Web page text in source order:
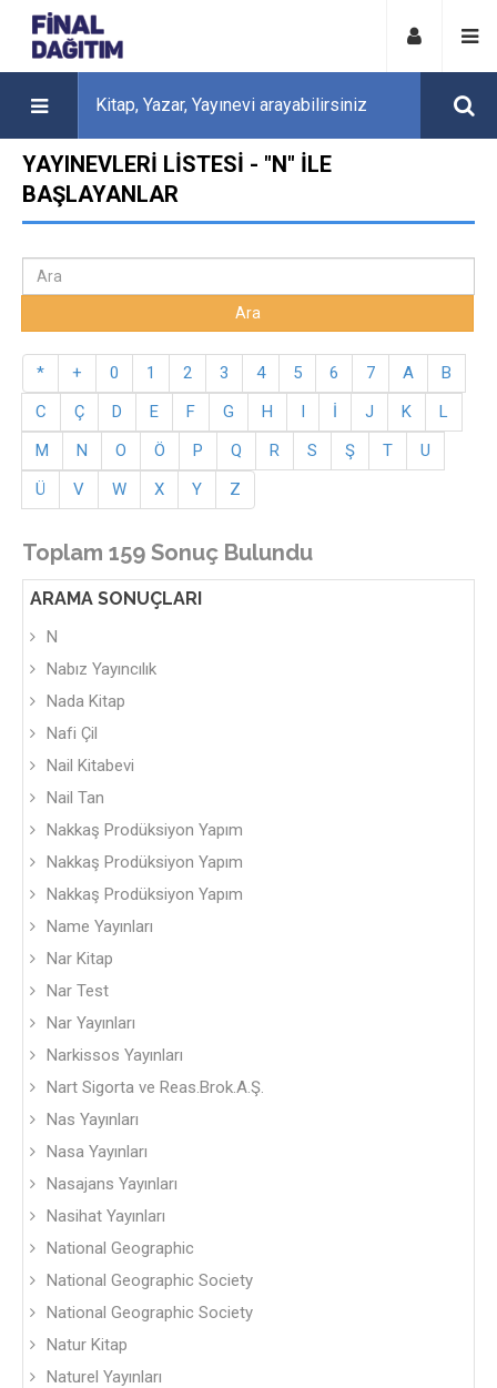
YAYINEVLERI LISTESI - "N" ILE
BAŞLAYANLAR
* + 0 1 2 3 4 5 6 7 A
B
C
Ç D E F G H I İ J K
L
M
N O Ö P Q R S Ş T
U
Ü
V W X Y Z
Toplam 159 Sonuç Bulundu
ARAMA SONUÇLARI
N
Nabız Yayıncılık
Nada Kitap
Nafi Çil
Nail Kitabevi
Nail Tan
Nakkaş Prodüksiyon Yapım
Nakkaş Prodüksiyon Yapım
Nakkaş Prodüksiyon Yapım
Name Yayınları
Nar Kitap
Nar Test
Nar Yayınları
Narkissos Yayınları
Nart Sigorta ve Reas.Brok.A.Ş.
Nas Yayınları
Nasa Yayınları
Nasajans Yayınları
Nasihat Yayınları
National Geographic
National Geographic Society
National Geographic Society
Natur Kitap
Naturel Yayınları